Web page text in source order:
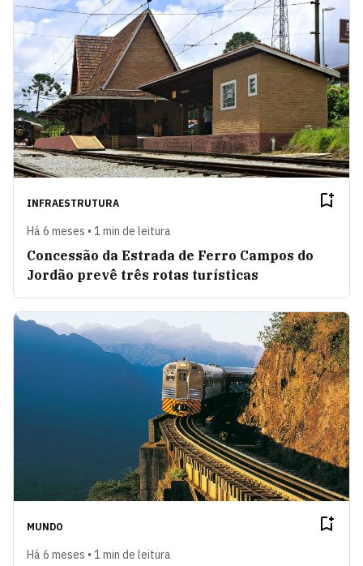
INFRAESTRUTURA
Há 6 meses • 1 min de leitura
Concessão da Estrada de Ferro Campos do
Jordão prevê três rotas turísticas
MUNDO
Há 6 meses • 1 min de leitura